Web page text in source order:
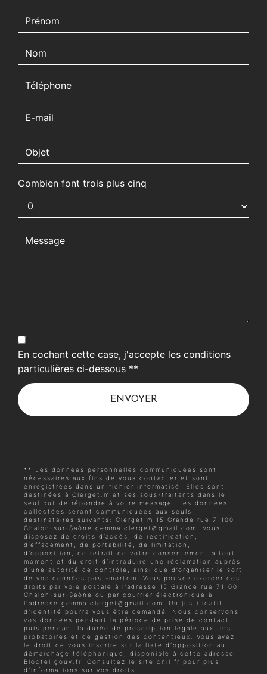
Combien font trois plus cinq
En cochant cette case, j'accepte les conditions
particulières ci-dessous **
ENVOYER
** Les données personnelles communiquées sont
nécessaires aux fins de vous contacter et sont
enregistrées dans un fichier informatisé. Elles sont
destinées à Clerget.m et ses sous-traitants dans le
seul but de répondre à votre message. Les données
collectées seront communiquées aux seuls
destinataires suivants: Clerget.m 15 Grande rue 71100
Chalon-sur-Saône gemma.clerget@gmail.com. Vous
disposez de droits d’accès, de rectification,
d’effacement, de portabilité, de limitation,
d’opposition, de retrait de votre consentement à tout
moment et du droit d’introduire une réclamation auprès
d’une autorité de contrôle, ainsi que d’organiser le sort
de vos données post-mortem. Vous pouvez exercer ces
droits par voie postale à l'adresse 15 Grande rue 71100
Chalon-sur-Saône ou par courrier électronique à
l'adresse gemma.clerget@gmail.com. Un justificatif
d'identité pourra vous être demandé. Nous conservons
vos données pendant la période de prise de contact
puis pendant la durée de prescription légale aux fins
probatoires et de gestion des contentieux. Vous avez
le droit de vous inscrire sur la liste d'opposition au
démarchage téléphonique, disponible à cette adresse:
Bloctel.gouv.fr . Consultez le site cnil.fr pour plus
d’informations sur vos droits.